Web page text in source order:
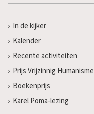
In de kijker
Kalender
Recente activiteiten
Prijs Vrijzinnig Humanisme
Boekenprijs
Karel Poma-lezing